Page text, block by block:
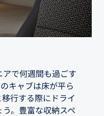
で何週間も過ごす
キャブは床が平ら
行する際にドライ
。豊富な収納スペ